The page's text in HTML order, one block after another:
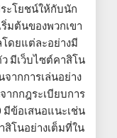
ะโยชน์ให้กับนัก
มต้นของพวกเขา
ดยแต่ละอย่างมี
มีเว็บไซต์คาสิโน
ากการเล่นอย่าง
กกฎระเบียบการ
มีข้อเสนอแนะเช่น
โนอย่างเต็มที่ใน